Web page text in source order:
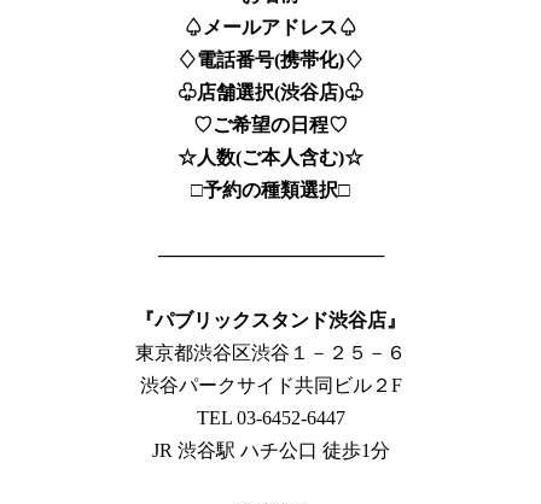
♤メールアドレス♤
♢電話番号(携帯化)♢
♧店舗選択(渋谷店)♧
♡ご希望の日程♡
☆人数(ご本人含む)☆
□予約の種類選択□
─────────────────
『パブリックスタンド渋谷店』
東京都渋谷区渋谷１－２５－６
渋谷パークサイド共同ビル２F
TEL 03-6452-6447
JR 渋谷駅 ハチ公口 徒歩1分